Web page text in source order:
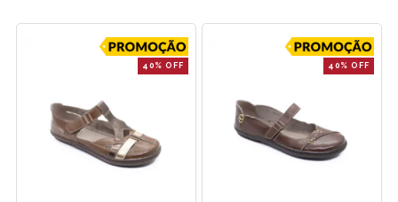
40% OFF 40% OFF